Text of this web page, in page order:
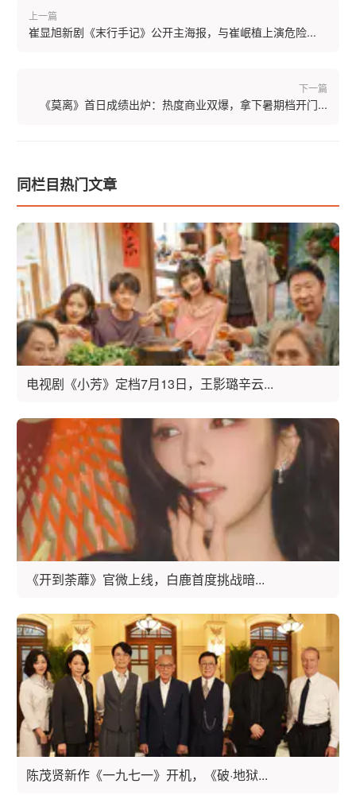
上一篇
崔显旭新剧《末行手记》公开主海报，与崔岷植上演危险...
下一篇
《莫离》首日成绩出炉：热度商业双爆，拿下暑期档开门...
同栏目热门文章
电视剧《小芳》定档7月13日，王影璐辛云...
《开到荼蘼》官微上线，白鹿首度挑战暗...
陈茂贤新作《一九七一》开机，《破·地狱...